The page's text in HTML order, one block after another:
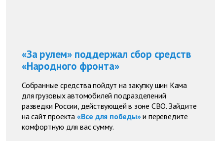
«За рулем» поддержал сбор средств
«Народного фронта»
Собранные средства пойдут на закупку шин Кама
для грузовых автомобилей подразделений
разведки России, действующей в зоне СВО. Зайдите
на сайт проекта «Все для победы»и переведите
комфортную для вас сумму.